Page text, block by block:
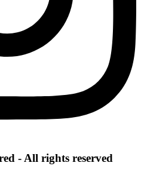
- All rights reserved